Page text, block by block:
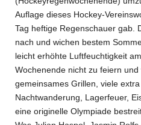
Auflage dieses Hockey-
Tag heftige Regenschauer gab.
nach und wichen bestem
leicht erhöhte Luftfeuchtigkeit
Wochenende nicht zu feiern
gemeinsames Grillen, viele
Nachtwanderung, Lagerfeuer,
eine originelle Olympiade